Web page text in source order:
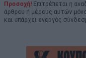
Προσοχή! Επιτρέπεται η
άρθρου ή μέρους αυτών
και υπάρχει ενεργός